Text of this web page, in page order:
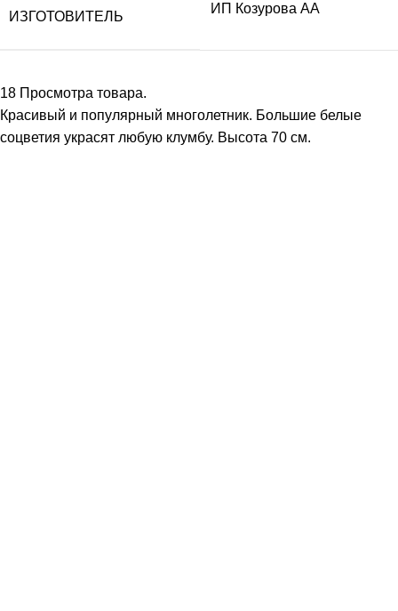
ИЗГОТОВИТЕЛЬ
ИП Козурова АА
18 Просмотра товара.
Красивый и популярный многолетник. Большие белые
соцветия украсят любую клумбу. Высота 70 см.